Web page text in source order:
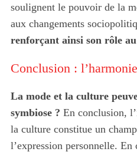
soulignent le pouvoir de la
aux changements
renforçant ainsi son rôle
Conclusion :
La mode et la culture
symbiose ? En conclusion,
la culture constitue un
l’expression personnelle.